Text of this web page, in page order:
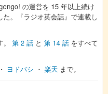
の運営を 15 年以上続け
。『ラジオ英会話』で連載し
第 2 話 と 第 14 話 をすべて
・ ヨドバシ ・ 楽天 まで。